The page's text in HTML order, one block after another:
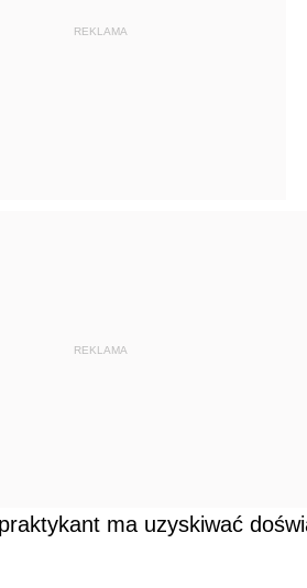
REKLAMA
REKLAMA
ma uzyskiwać